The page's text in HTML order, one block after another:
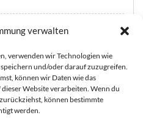
verwalten
verwenden wir Technologien wie
und/oder darauf zuzugreifen.
können wir Daten wie das
Website verarbeiten. Wenn du
können bestimmte
werden.